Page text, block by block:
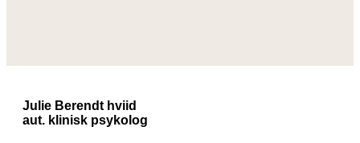
Julie Berendt hviid
aut. klinisk psykolog